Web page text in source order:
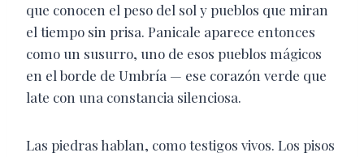
que conocen el peso del sol y pueblos que miran
el tiempo sin prisa. Panicale aparece entonces
como un susurro, uno de esos pueblos mágicos
en el borde de Umbría — ese corazón verde que
late con una constancia silenciosa.
Las piedras hablan, como testigos vivos. Los pisos